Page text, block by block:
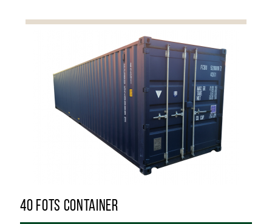
40 FOTS CONTAINER